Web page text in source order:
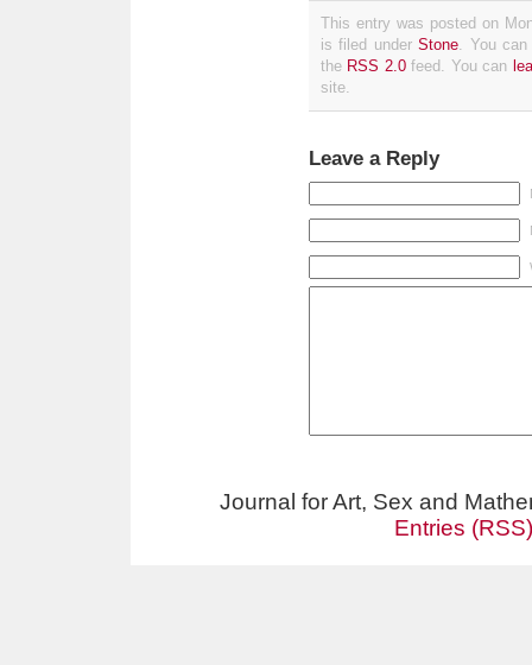
This entry was posted on
is filed underStone. You
the RSS 2.0feed. You can
site.
Leave a Reply
Journal for Art, Sex and
Entries (RSS)